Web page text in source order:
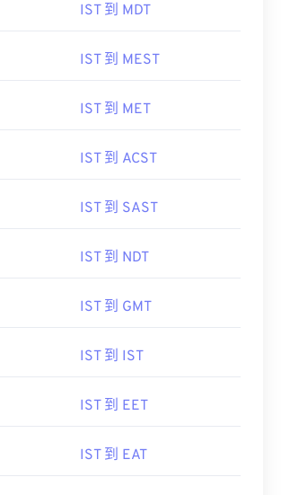
IST 到 MDT
IST 到 MEST
IST 到 MET
IST 到 ACST
IST 到 SAST
IST 到 NDT
IST 到 GMT
IST 到 IST
IST 到 EET
IST 到 EAT